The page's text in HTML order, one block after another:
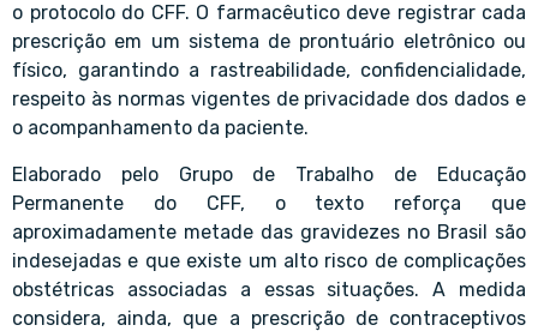
o protocolo do CFF. O farmacêutico deve registrar cada
prescrição em um sistema de prontuário eletrônico ou
físico, garantindo a rastreabilidade, confidencialidade,
respeito às normas vigentes de privacidade dos dados e
o acompanhamento da paciente.
Elaborado pelo Grupo de Trabalho de Educação
Permanente do CFF, o texto reforça que
aproximadamente metade das gravidezes no Brasil são
indesejadas e que existe um alto risco de complicações
obstétricas associadas a essas situações. A medida
considera, ainda, que a prescrição de contraceptivos